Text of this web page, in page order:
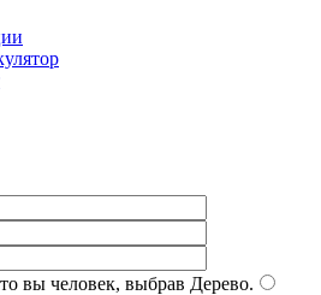
вы человек, выбрав Дерево.